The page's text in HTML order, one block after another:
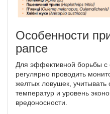
Особенности
рапсе
Для эффективной борьбы с
регулярно проводить
желтых ловушек,
температур и уровень
вредоносности.